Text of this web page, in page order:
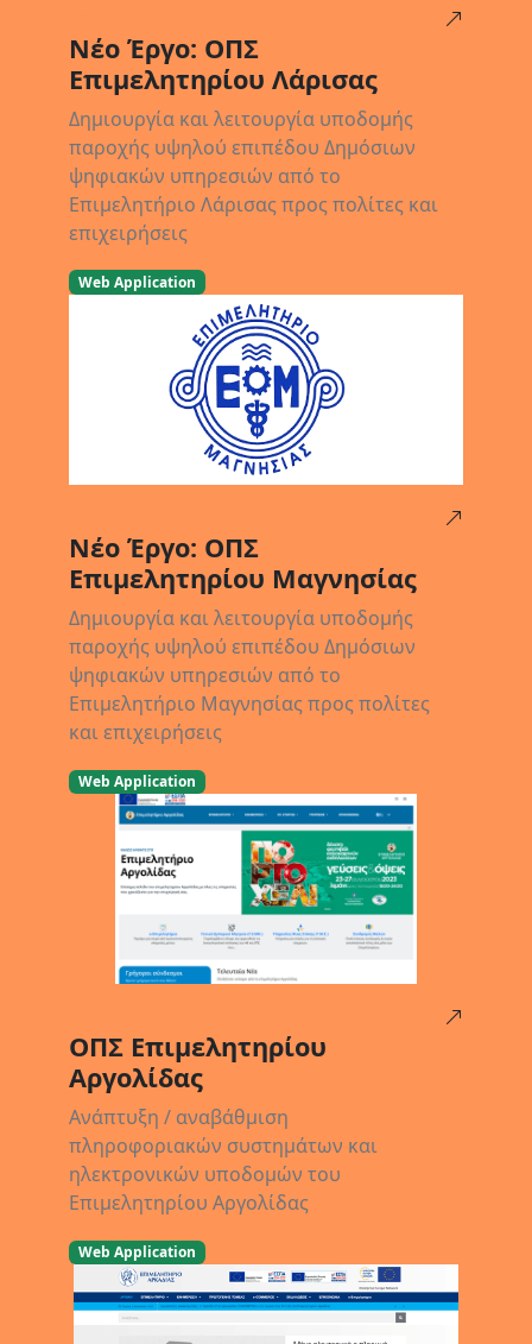
Νέο Έργο: ΟΠΣ
Επιμελητηρίου Λάρισας
Δημιουργία και λειτουργία υποδομής
παροχής υψηλού επιπέδου Δημόσιων
ψηφιακών υπηρεσιών από το
Επιμελητήριο Λάρισας προς πολίτες και
επιχειρήσεις
Web Application
Νέο Έργο: ΟΠΣ
Επιμελητηρίου Μαγνησίας
Δημιουργία και λειτουργία υποδομής
παροχής υψηλού επιπέδου Δημόσιων
ψηφιακών υπηρεσιών από το
Επιμελητήριο Μαγνησίας προς πολίτες
και επιχειρήσεις
Web Application
ΟΠΣ Επιμελητηρίου
Αργολίδας
Ανάπτυξη / αναβάθμιση
πληροφοριακών συστημάτων και
ηλεκτρονικών υποδομών του
Επιμελητηρίου Αργολίδας
Web Application